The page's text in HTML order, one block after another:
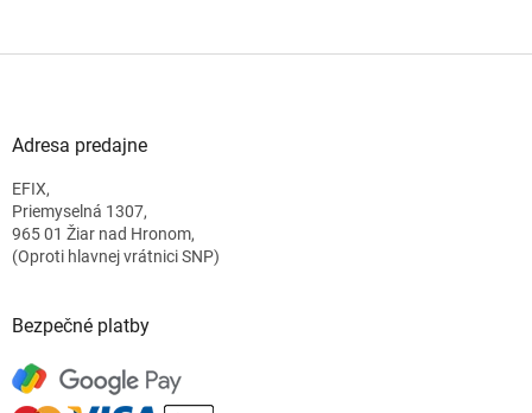
Adresa predajne
EFIX,
Priemyselná 1307,
965 01 Žiar nad Hronom,
(Oproti hlavnej vrátnici SNP)
Bezpečné platby